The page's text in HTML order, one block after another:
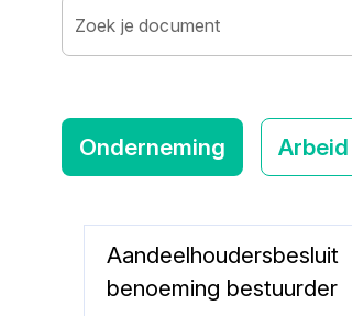
Zoek je document
Onderneming Arbeid
Aandeelhoudersbesluit
benoeming bestuurder